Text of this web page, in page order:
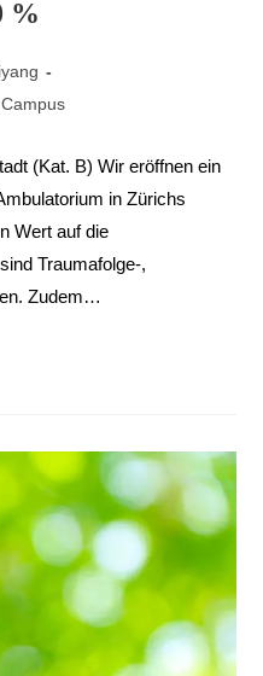
%
(Kat. B) Wir eröffnen ein
in Zürichs
Wert auf die
Traumafolge-,
Zudem…